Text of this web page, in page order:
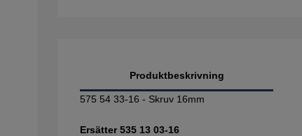
Produktbeskrivning
575 54 33-16 - Skruv 16mm
Ersätter 535 13 03-16